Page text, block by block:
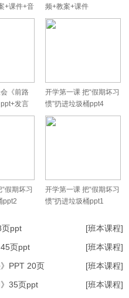
+课件+音
频+教案+课件
《前路
发言
开学第一课 把“假期坏习
惯”扔进垃圾桶ppt4
假期坏习
ppt2
开学第一课 把“假期坏习
惯”扔进垃圾桶ppt1
[班本课程]
页ppt
[班本课程]
页ppt
[班本课程]
PPT 20页
[班本课程]
35页ppt